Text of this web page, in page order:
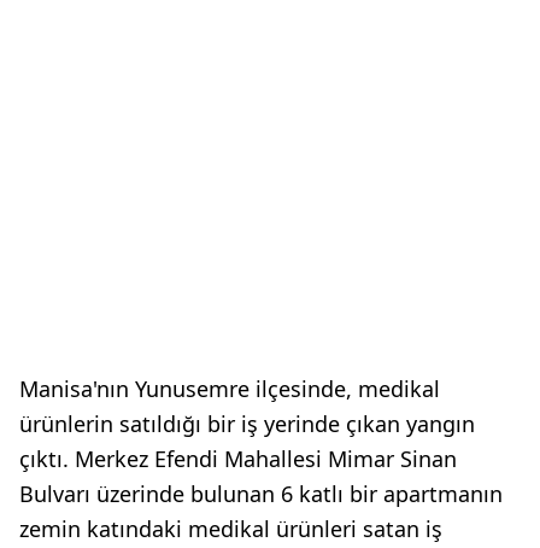
Manisa'nın Yunusemre ilçesinde, medikal
ürünlerin satıldığı bir iş yerinde çıkan yangın
çıktı. Merkez Efendi Mahallesi Mimar Sinan
Bulvarı üzerinde bulunan 6 katlı bir apartmanın
zemin katındaki medikal ürünleri satan iş